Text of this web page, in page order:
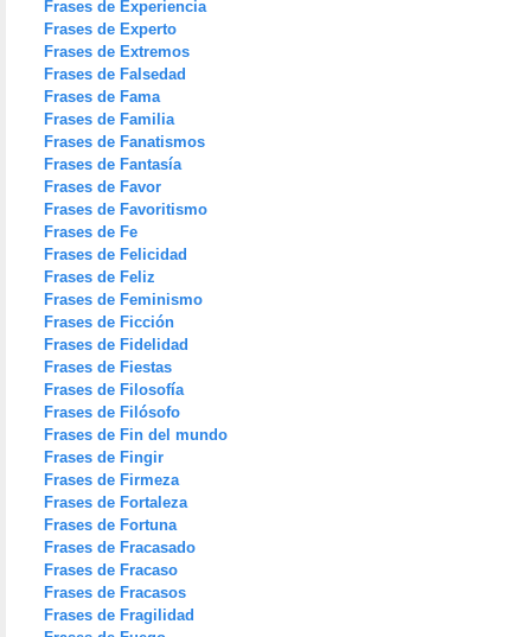
Frases de Experiencia
Frases de Experto
Frases de Extremos
Frases de Falsedad
Frases de Fama
Frases de Familia
Frases de Fanatismos
Frases de Fantasía
Frases de Favor
Frases de Favoritismo
Frases de Fe
Frases de Felicidad
Frases de Feliz
Frases de Feminismo
Frases de Ficción
Frases de Fidelidad
Frases de Fiestas
Frases de Filosofía
Frases de Filósofo
Frases de Fin del mundo
Frases de Fingir
Frases de Firmeza
Frases de Fortaleza
Frases de Fortuna
Frases de Fracasado
Frases de Fracaso
Frases de Fracasos
Frases de Fragilidad